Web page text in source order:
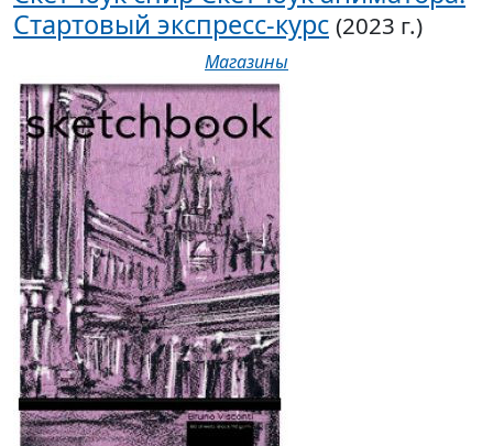
Стартовый экспресс-курс (2023 г.)
Магазины